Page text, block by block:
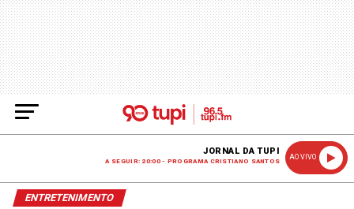
JORNAL DA TUPI
A SEGUIR: 20:00 - PROGRAMA CRISTIANO SANTOS
AO VIVO
ENTRETENIMENTO